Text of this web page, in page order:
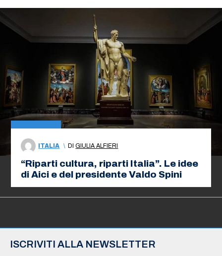
ITALIA \ DIGIULIA ALFIERI
“Riparti cultura, riparti Italia”. Le idee
di Aici e del presidente Valdo Spini
ISCRIVITI ALLA NEWSLETTER